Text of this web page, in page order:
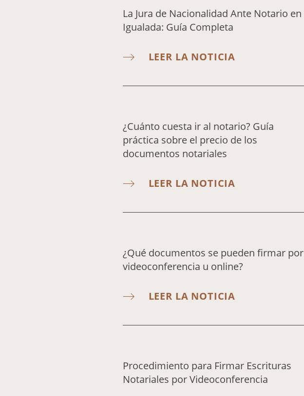
La Jura de Nacionalidad Ante Notario en
Igualada: Guía Completa
LEER LA NOTICIA
¿Cuánto cuesta ir al notario? Guía
práctica sobre el precio de los
documentos notariales
LEER LA NOTICIA
¿Qué documentos se pueden firmar por
videoconferencia u online?
LEER LA NOTICIA
Procedimiento para Firmar Escrituras
Notariales por Videoconferencia